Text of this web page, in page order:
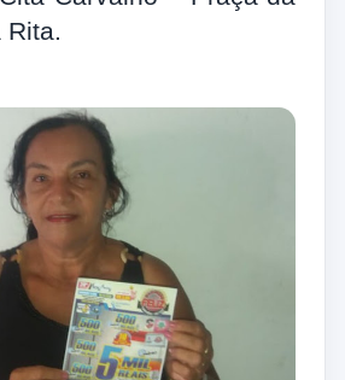
Rita.